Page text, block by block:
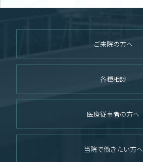
ご来院の方へ
各種相談
医療従事者の方へ
当院で働きたい方へ